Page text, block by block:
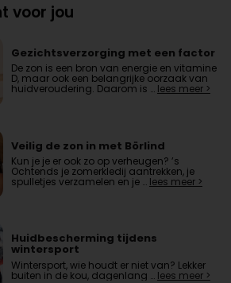
voor jou
Gezichtsverzorging met een factor
De zon is een bron van energie en vitamine
D, maar ook een belangrijke oorzaak van
huidveroudering. Daarom is … lees meer >
Veilig de zon in met Börlind
Kun je je er ook zo op verheugen? ’s
Ochtends je zomerkledij aantrekken, je
spulletjes verzamelen en je … lees meer >
Huidbescherming tijdens
wintersport
Wintersport, wie houdt er niet van? Lekker
buiten in de kou, dagenlang … lees meer >